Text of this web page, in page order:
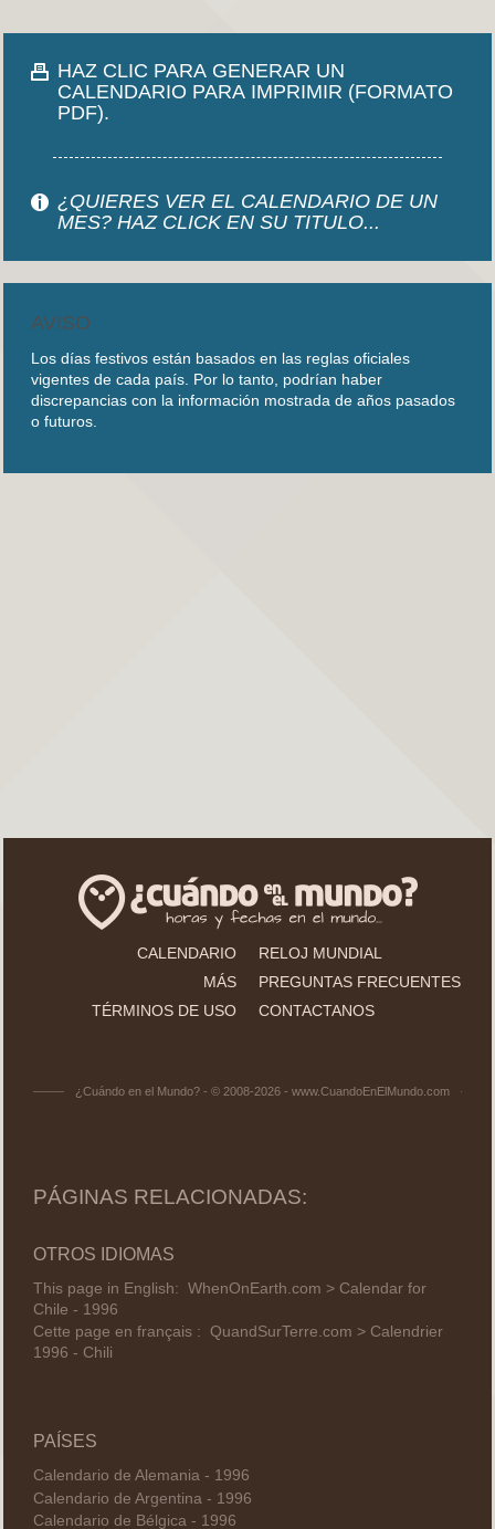
HAZ CLIC PARA GENERAR UN
CALENDARIO PARA IMPRIMIR (FORMATO
PDF).
¿QUIERES VER EL CALENDARIO DE UN
MES? HAZ CLICK EN SU TITULO...
AVISO
Los días festivos están basados en las reglas oficiales
vigentes de cada país. Por lo tanto, podrían haber
discrepancias con la información mostrada de años pasados
o futuros.
CALENDARIO
RELOJ MUNDIAL
MÁS
PREGUNTAS FRECUENTES
TÉRMINOS DE USO
CONTACTANOS
¿Cuándo en el Mundo? - © 2008-2026 - www.CuandoEnElMundo.com
PÁGINAS RELACIONADAS:
OTROS IDIOMAS
This page in English: WhenOnEarth.com > Calendar for
Chile - 1996
Cette page en français : QuandSurTerre.com > Calendrier
1996 - Chili
PAÍSES
Calendario de Alemania - 1996
Calendario de Argentina - 1996
Calendario de Bélgica - 1996